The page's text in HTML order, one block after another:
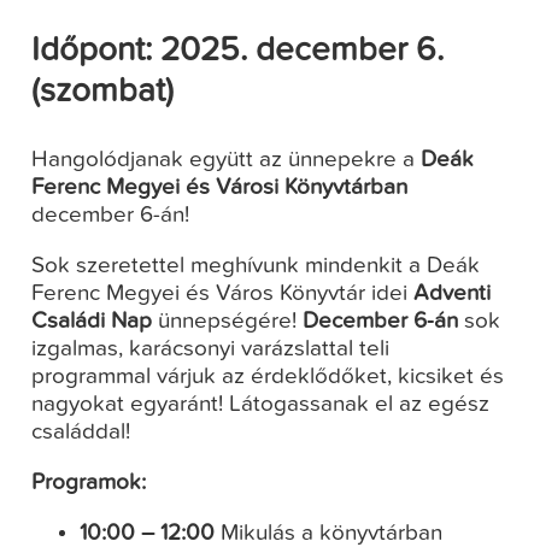
Időpont: 2025. december 6.
(szombat)
Hangolódjanak együtt az ünnepekre a Deák
Ferenc Megyei és Városi Könyvtárban
december 6-án!
Sok szeretettel meghívunk mindenkit a Deák
Ferenc Megyei és Város Könyvtár ideiAdventi
Családi Nap ünnepségére! December 6-ánsok
izgalmas, karácsonyi varázslattal teli
programmal várjuk az érdeklődőket, kicsiket és
nagyokat egyaránt! Látogassanak el az egész
családdal!
Programok:
10:00 – 12:00 Mikulás a könyvtárban